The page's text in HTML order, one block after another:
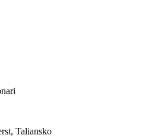
Taliansko